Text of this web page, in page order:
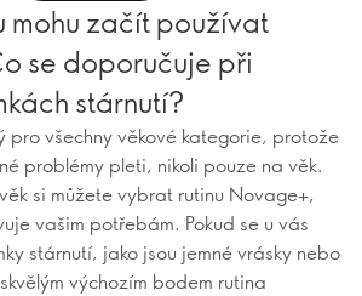
mohu začít používat
se doporučuje při
stárnutí?
pro všechny věkové kategorie, protože
problémy pleti, nikoli pouze na věk.
si můžete vybrat rutinu Novage+,
vašim potřebám. Pokud se u vás
stárnutí, jako jsou jemné vrásky nebo
výchozím bodem rutina